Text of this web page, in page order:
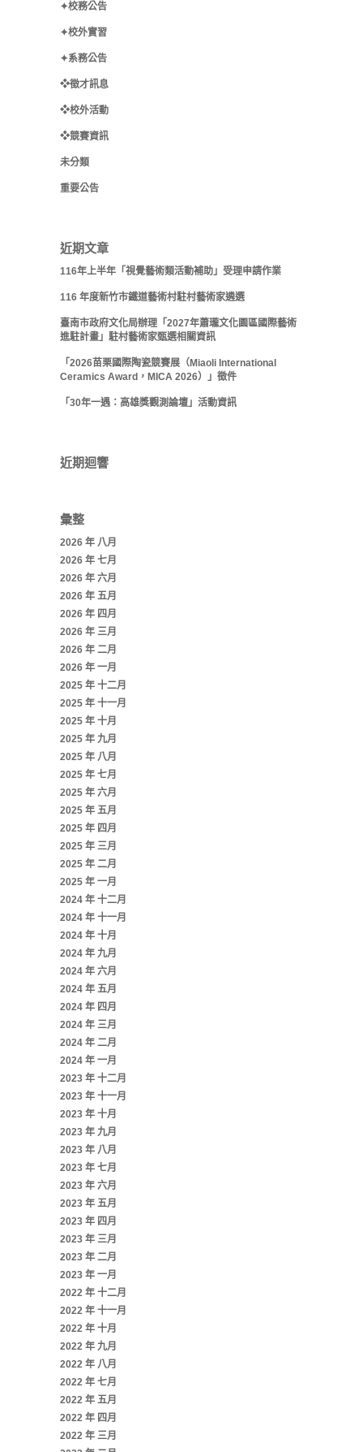
✦校務公告
✦校外實習
✦系務公告
❖徵才訊息
❖校外活動
❖競賽資訊
未分類
重要公告
近期文章
116年上半年「視覺藝術類活動補助」受理申請作業
116 年度新竹市鐵道藝術村駐村藝術家遴選
臺南市政府文化局辦理「2027年蕭瓏文化園區國際藝術
進駐計畫」駐村藝術家甄選相關資訊
「2026苗栗國際陶瓷競賽展（Miaoli International
Ceramics Award，MICA 2026）」徵件
「30年一遇：高雄獎觀測論壇」活動資訊
近期迴響
彙整
2026 年 八月
2026 年 七月
2026 年 六月
2026 年 五月
2026 年 四月
2026 年 三月
2026 年 二月
2026 年 一月
2025 年 十二月
2025 年 十一月
2025 年 十月
2025 年 九月
2025 年 八月
2025 年 七月
2025 年 六月
2025 年 五月
2025 年 四月
2025 年 三月
2025 年 二月
2025 年 一月
2024 年 十二月
2024 年 十一月
2024 年 十月
2024 年 九月
2024 年 六月
2024 年 五月
2024 年 四月
2024 年 三月
2024 年 二月
2024 年 一月
2023 年 十二月
2023 年 十一月
2023 年 十月
2023 年 九月
2023 年 八月
2023 年 七月
2023 年 六月
2023 年 五月
2023 年 四月
2023 年 三月
2023 年 二月
2023 年 一月
2022 年 十二月
2022 年 十一月
2022 年 十月
2022 年 九月
2022 年 八月
2022 年 七月
2022 年 五月
2022 年 四月
2022 年 三月